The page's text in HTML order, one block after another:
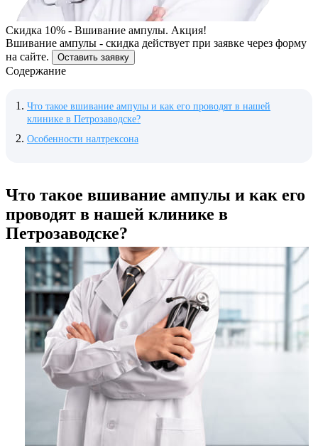
Скидка 10% - Вшивание ампулы. Акция!
Вшивание ампулы - скидка действует при заявке через форму
на сайте.
Оставить заявку
Содержание
Что такое вшивание ампулы и как его проводят в нашей
клинике в Петрозаводске?
Особенности налтрексона
Что такое вшивание ампулы и как его
проводят в нашей клинике в
Петрозаводске?